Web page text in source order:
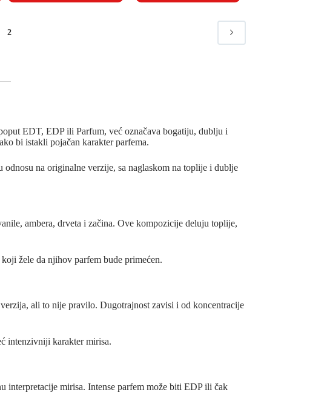
2
EDT, EDP ili Parfum, već označava bogatiju, dublju i
bi istakli pojačan karakter parfema.
na originalne verzije, sa naglaskom na toplije i dublje
ambera, drveta i začina. Ove kompozicije deluju toplije,
žele da njihov parfem bude primećen.
ali to nije pravilo. Dugotrajnost zavisi i od koncentracije
intenzivniji karakter mirisa.
interpretacije mirisa. Intense parfem može biti EDP ili čak